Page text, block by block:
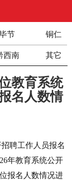
节 铜仁
西南 其它
教育系统
名人数情
聘工作人员报名
年教育系统公开
报名人数情况进